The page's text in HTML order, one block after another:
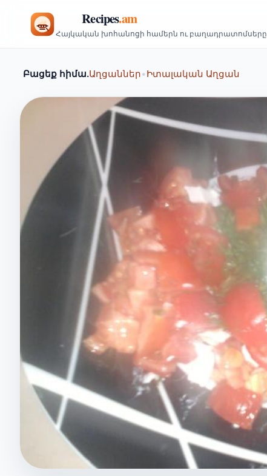
Հայկական խոհանոցի համերն ու բաղադրատոմսերը
Բացեք հիմա.Աղցաններ•Իտալական Աղցան